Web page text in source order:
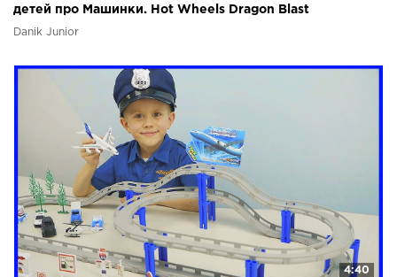
детей про Машинки. Hot Wheels Dragon Blast
Danik Junior
4:40